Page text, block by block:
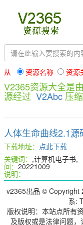
从
资源名称 资源
V2365资源大全是
源经过 V2Abc压
人体生命曲线2.1源
下载地址： 点此下载
关键词： ,计算机电子
间： 20221009
说明：
v2365出品 ©
系:
版权说明：本站点所有
及版权或是法律问题